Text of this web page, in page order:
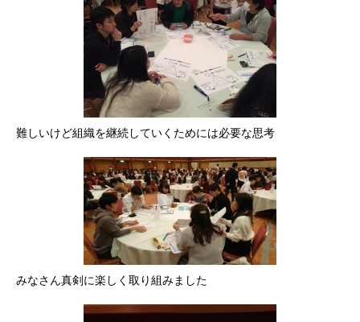
難しいけど組織を継続していくためには必要な思考
みなさん真剣に楽しく取り組みました